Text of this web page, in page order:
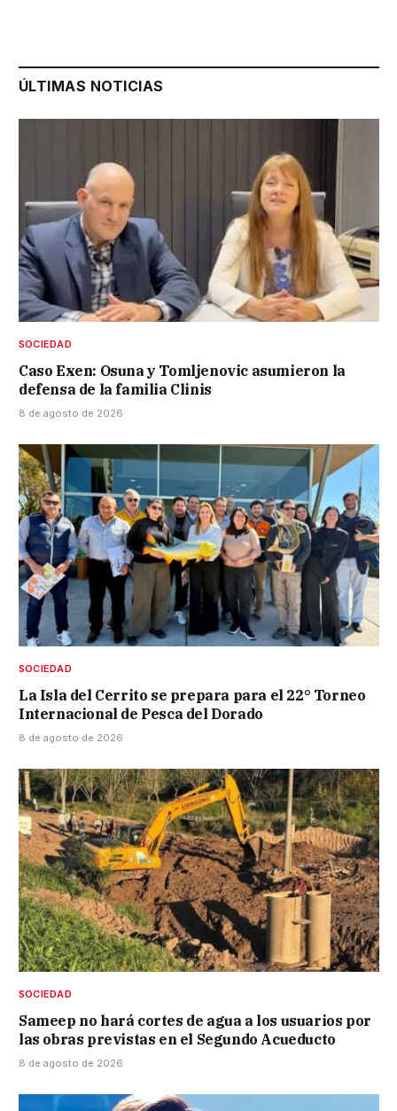
ÚLTIMAS NOTICIAS
SOCIEDAD
Caso Exen: Osuna y Tomljenovic asumieron la
defensa de la familia Clinis
8 de agosto de 2026
SOCIEDAD
La Isla del Cerrito se prepara para el 22° Torneo
Internacional de Pesca del Dorado
8 de agosto de 2026
SOCIEDAD
Sameep no hará cortes de agua a los usuarios por
las obras previstas en el Segundo Acueducto
8 de agosto de 2026